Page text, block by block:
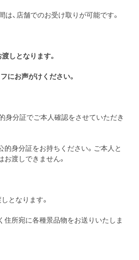
、店舗でのお受け取りが可能です。
しとなります。
にお声がけください。
身分証でご本人確認をさせていただき
的身分証をお持ちください。ご本人と
渡しできません。
となります。
住所宛に各種景品物をお送りいたしま